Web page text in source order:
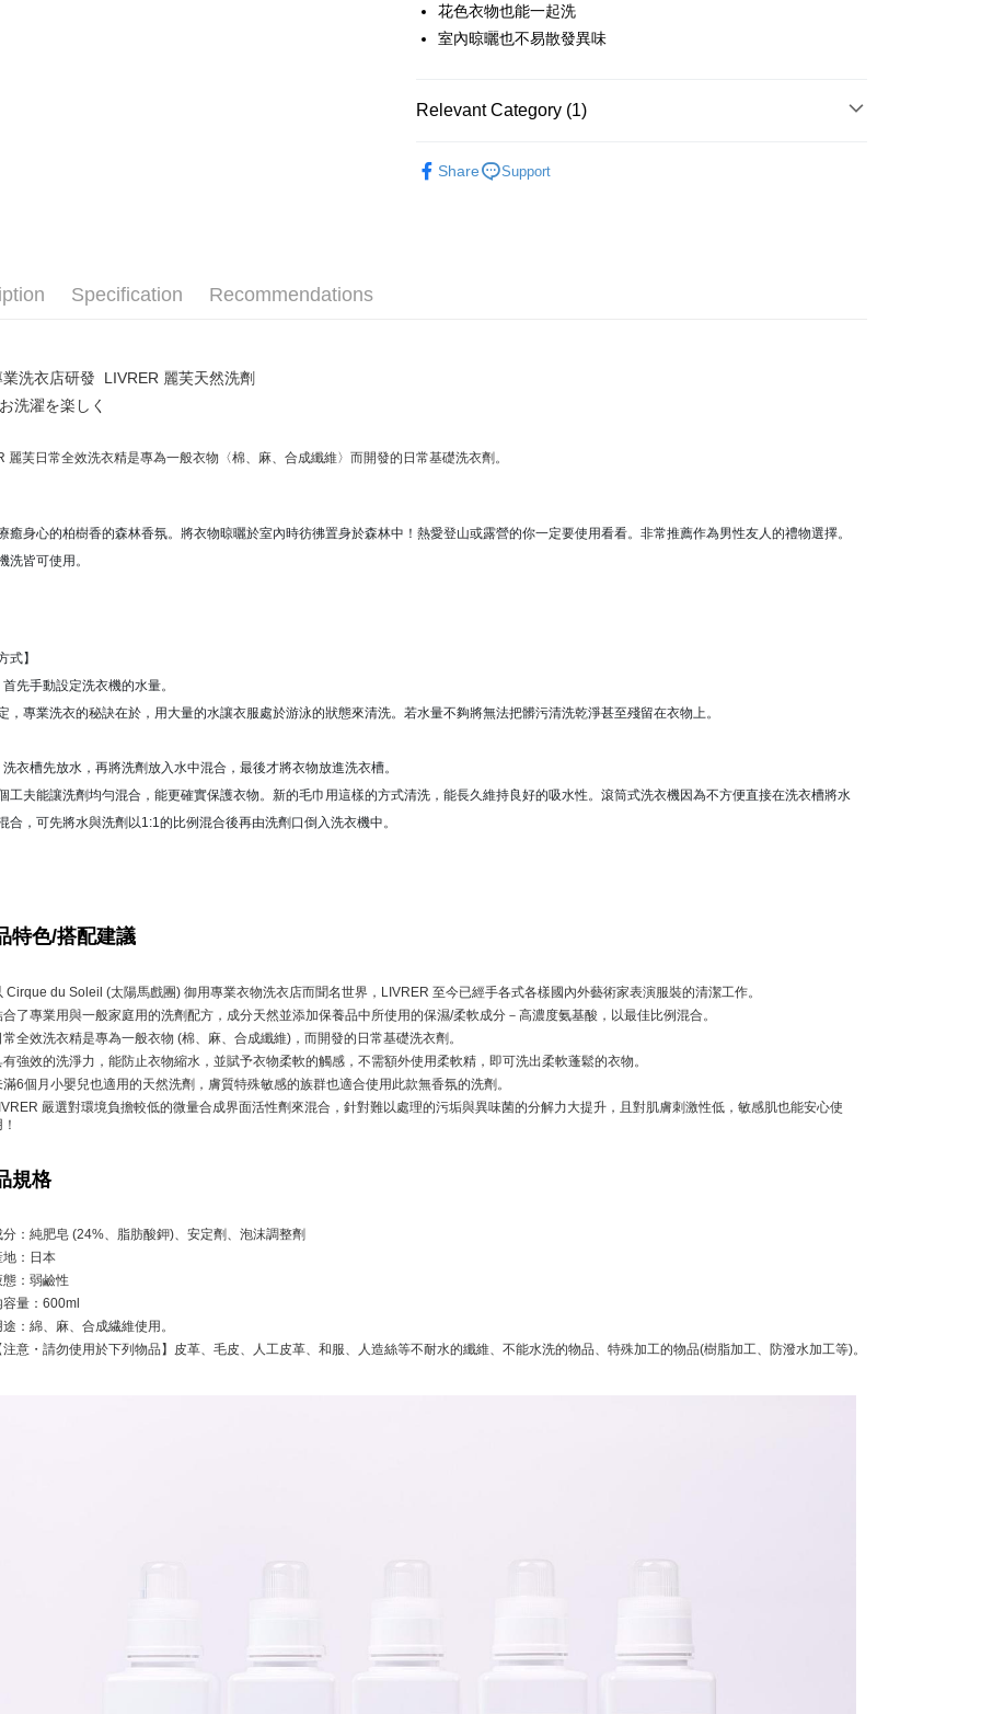
Shipping Method
全家店到店
付款後全家取貨
花色衣物也能一起洗
室內晾曬也不易散發異味
Relevant Category (1)
Share
Support
Specification Recommendations
業洗衣店研發 LIVRER 麗芙天然洗劑
洗濯を楽しく
麗芙日常全效洗衣精是專為一般衣物〈棉、麻、合成纖維〉而開發的日常基礎洗衣劑。
癒身心的柏樹香的森林香氛。將衣物晾曬於室內時彷彿置身於森林中！熱愛登山或露營的你一定要使用看看。非常推薦作為男性友人的禮物選擇。
洗皆可使用。
式】
先手動設定洗衣機的水量。
，專業洗衣的秘訣在於，用大量的水讓衣服處於游泳的狀態來清洗。若水量不夠將無法把髒污清洗乾淨甚至殘留在衣物上。
衣槽先放水，再將洗劑放入水中混合，最後才將衣物放進洗衣槽。
工夫能讓洗劑均勻混合，能更確實保護衣物。新的毛巾用這樣的方式清洗，能長久維持良好的吸水性。滾筒式洗衣機因為不方便直接在洗衣槽將水
合，可先將水與洗劑以1:1的比例混合後再由洗劑口倒入洗衣機中。
特色/搭配建議
Cirque du Soleil (太陽馬戲團) 御用專業衣物洗衣店而聞名世界，LIVRER 至今已經手各式各樣國內外藝術家表演服裝的清潔工作。
合了專業用與一般家庭用的洗劑配方，成分天然並添加保養品中所使用的保濕/柔軟成分－高濃度氨基酸，以最佳比例混合。
常全效洗衣精是專為一般衣物 (棉、麻、合成纖維)，而開發的日常基礎洗衣劑。
有強效的洗淨力，能防止衣物縮水，並賦予衣物柔軟的觸感，不需額外使用柔軟精，即可洗出柔軟蓬鬆的衣物。
滿6個月小嬰兒也適用的天然洗劑，膚質特殊敏感的族群也適合使用此款無香氛的洗劑。
嚴選對環境負擔較低的微量合成界面活性劑來混合，針對難以處理的污垢與異味菌的分解力大提升，且對肌膚刺激性低，敏感肌也能安心使
規格
分：純肥皂 (24%、脂肪酸鉀)、安定劑、泡沫調整劑
地：日本
態：弱鹼性
容量：600ml
途：綿、麻、合成繊維使用。
注意・請勿使用於下列物品】皮革、毛皮、人工皮革、和服、人造絲等不耐水的纖維、不能水洗的物品、特殊加工的物品(樹脂加工、防潑水加工等)。